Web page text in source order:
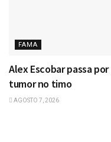
FAMA
Alex Escobar passa
tumor no timo
AGOSTO 7, 2026